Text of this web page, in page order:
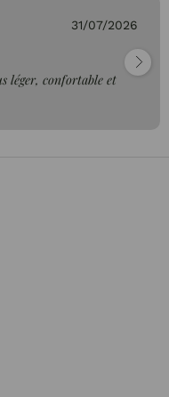
31/07/2026
léger, confortable et